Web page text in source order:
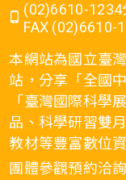
(02)6610-1234
FAX (02)6610-
本網站為國立臺
站，分享「全國
「臺灣國際科學
品、科學研習雙
教材等豐富數位
團體參觀預約洽